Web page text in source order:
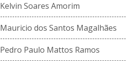
Kelvin Soares Amorim
Mauricio dos Santos Magalhães
Pedro Paulo Mattos Ramos